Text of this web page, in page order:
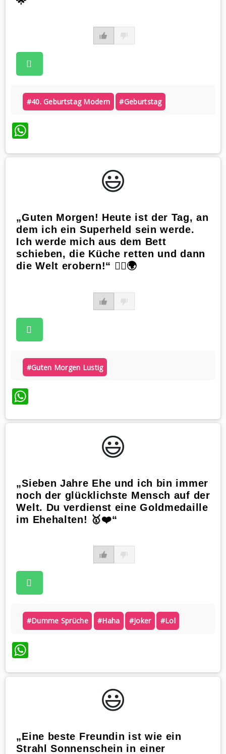
#40. Geburtstag Modern #geburtstag
WhatsApp
😃️
„Guten Morgen! Heute ist der Tag, an
dem ich ein Superheld sein werde.
Ich werde mich aus dem Bett
schieben, die Küche retten und dann
die Welt erobern!“ 🦸‍♀️🌍
#guten Morgen Lustig
WhatsApp
😃️
„Sieben Jahre Ehe und ich bin immer
noch der glücklichste Mensch auf der
Welt. Du verdienst eine Goldmedaille
im Ehehalten! 🥇❤️“
#dumme Sprüche #haha #joker #lol
WhatsApp
😃️
„Eine beste Freundin ist wie ein
Strahl Sonnenschein in einer